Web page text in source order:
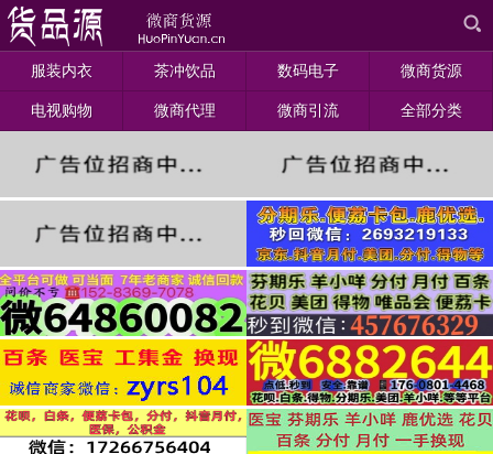
服装内衣 茶冲饮品 数码电子 微商货源
电视购物 微商代理 微商引流 全部分类